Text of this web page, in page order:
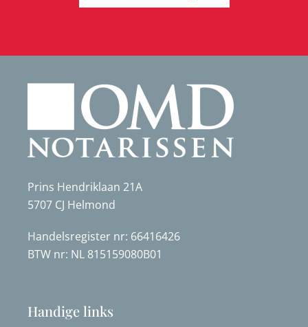
Prins Hendriklaan 21A
5707 CJ Helmond
Handelsregister nr: 66416426
BTW nr: NL 815159080B01
Handige links